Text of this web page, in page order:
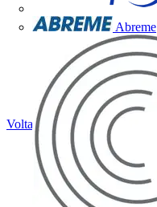
Abreme
Voltar para Notícias